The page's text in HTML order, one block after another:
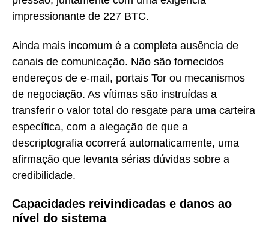
impressionante de 227 BTC.
Ainda mais incomum é a completa ausência de
canais de comunicação. Não são fornecidos
endereços de e-mail, portais Tor ou mecanismos
de negociação. As vítimas são instruídas a
transferir o valor total do resgate para uma carteira
específica, com a alegação de que a
descriptografia ocorrerá automaticamente, uma
afirmação que levanta sérias dúvidas sobre a
credibilidade.
Capacidades reivindicadas e danos ao
nível do sistema